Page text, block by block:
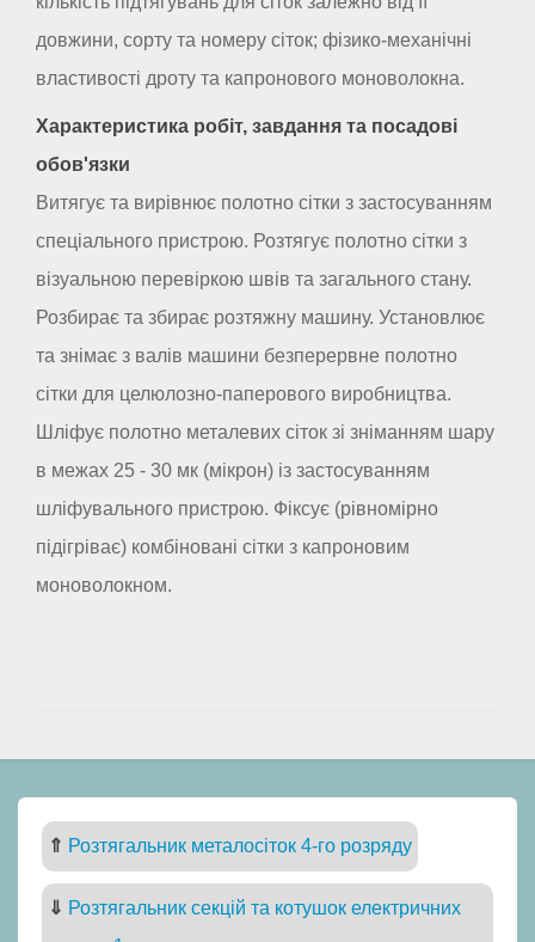
довжини, сорту та номеру сіток; фізико-механічні
властивості дроту та капронового моноволокна.
Характеристика робіт, завдання та посадові
обов'язки
Витягує та вирівнює полотно сітки з застосуванням
спеціального пристрою. Розтягує полотно сітки з
візуальною перевіркою швів та загального стану.
Розбирає та збирає розтяжну машину. Установлює
та знімає з валів машини безперервне полотно
сітки для целюлозно-паперового виробництва.
Шліфує полотно металевих сіток зі зніманням шару
в межах 25 - 30 мк (мікрон) із застосуванням
шліфувального пристрою. Фіксує (рівномірно
підігріває) комбіновані сітки з капроновим
моноволокном.
⇑ Розтягальник металосіток 4-го розряду
⇓ Розтягальник секцій та котушок електричних